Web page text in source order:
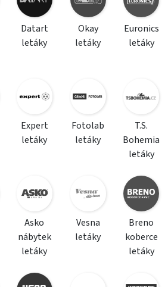
Datart
letáky
Okay
letáky
Euronics
letáky
Expert
letáky
Fotolab
letáky
T.S.
Bohemia
letáky
Asko
nábytek
letáky
Vesna
letáky
Breno
koberce
letáky